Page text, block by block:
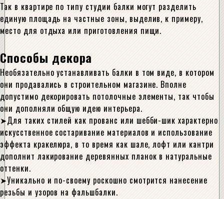
Так в квартире по типу студии балки могут разделить
единую площадь на частные зоны, выделив, к примеру,
место для отдыха или приготовления пищи.
Способы декора
Необязательно устанавливать балки в том виде, в котором
они продавались в строительном магазине. Вполне
допустимо декорировать потолочные элементы, так чтобы
они дополняли общую идею интерьера.
Для таких стилей как прованс или шебби-шик характерно
искусственное состаривание материалов и использование
эффекта кракелюра, в то время как шале, лофт или кантри
дополнит лакирование деревянных планок в натуральные
оттенки.
Уникально и по-своему роскошно смотрится нанесение
резьбы и узоров на фальшбалки.